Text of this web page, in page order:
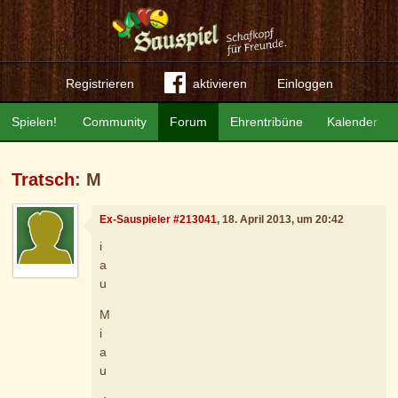
Registrieren aktivieren Einloggen
Community Forum Ehrentribüne Kalender
Spielen!
Tratsch: M
Ex-Sauspieler #213041, 18. April 2013, um 20:42
i
a
u
M
i
a
u